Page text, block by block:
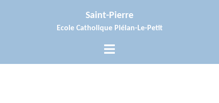
Saint-Pierre
Ecole Catholique Plélan-Le-Petit
Ouvrir/fermer